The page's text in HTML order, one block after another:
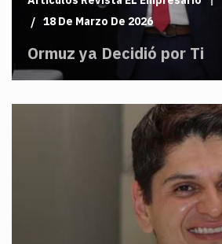
18 De Marzo De 2026
Ormuz ya Decidió por Ti